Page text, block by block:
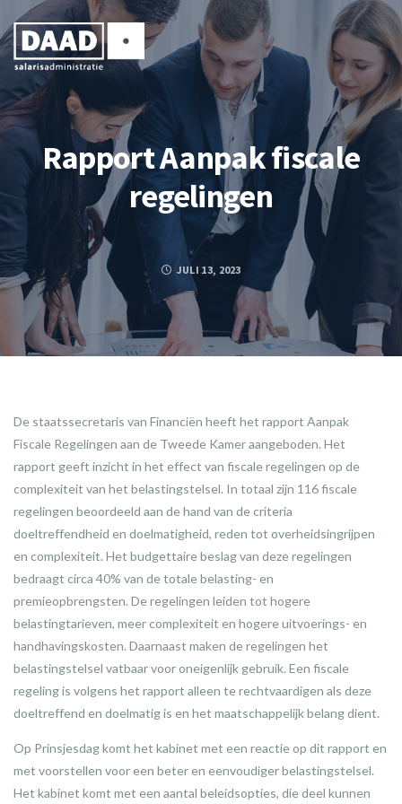
Rapport Aanpak fiscale
regelingen
JULI 13, 2023
De staatssecretaris van Financiën heeft het rapport Aanpak
Fiscale Regelingen aan de Tweede Kamer aangeboden. Het
rapport geeft inzicht in het effect van fiscale regelingen op de
complexiteit van het belastingstelsel. In totaal zijn 116 fiscale
regelingen beoordeeld aan de hand van de criteria
doeltreffendheid en doelmatigheid, reden tot overheidsingrijpen
en complexiteit. Het budgettaire beslag van deze regelingen
bedraagt circa 40% van de totale belasting- en
premieopbrengsten. De regelingen leiden tot hogere
belastingtarieven, meer complexiteit en hogere uitvoerings- en
handhavingskosten. Daarnaast maken de regelingen het
belastingstelsel vatbaar voor oneigenlijk gebruik. Een fiscale
regeling is volgens het rapport alleen te rechtvaardigen als deze
doeltreffend en doelmatig is en het maatschappelijk belang dient.
Op Prinsjesdag komt het kabinet met een reactie op dit rapport en
met voorstellen voor een beter en eenvoudiger belastingstelsel.
Het kabinet komt met een aantal beleidsopties, die deel kunnen